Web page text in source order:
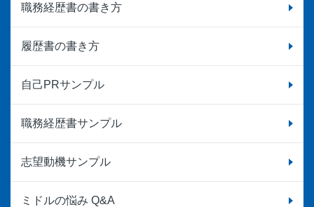
職務経歴書の書き方
履歴書の書き方
自己PRサンプル
職務経歴書サンプル
志望動機サンプル
ミドルの悩み Q&A